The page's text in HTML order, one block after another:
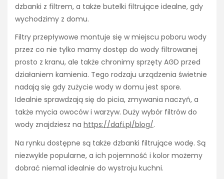
dzbanki z filtrem, a także butelki filtrujące idealne, gdy
wychodzimy z domu.
Filtry przepływowe montuje się w miejscu poboru wody
przez co nie tylko mamy dostęp do wody filtrowanej
prosto z kranu, ale także chronimy sprzęty AGD przed
działaniem kamienia. Tego rodzaju urządzenia świetnie
nadają się gdy zużycie wody w domu jest spore.
Idealnie sprawdzają się do picia, zmywania naczyń, a
także mycia owoców i warzyw. Duży wybór filtrów do
wody znajdziesz na https://dafi.pl/blog/.
Na rynku dostępne są także dzbanki filtrujące wodę. Są
niezwykle popularne, a ich pojemność i kolor możemy
dobrać niemal idealnie do wystroju kuchni.